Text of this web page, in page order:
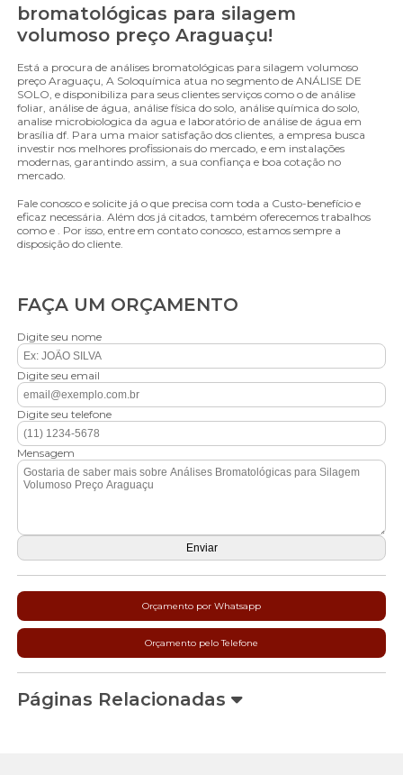
bromatológicas para silagem
volumoso preço Araguaçu!
Está a procura de análises bromatológicas para silagem volumoso
preço Araguaçu, A Soloquímica atua no segmento de ANÁLISE DE
SOLO, e disponibiliza para seus clientes serviços como o de análise
foliar, análise de água, análise física do solo, análise química do solo,
analise microbiologica da agua e laboratório de análise de água em
brasília df. Para uma maior satisfação dos clientes, a empresa busca
investir nos melhores profissionais do mercado, e em instalações
modernas, garantindo assim, a sua confiança e boa cotação no
mercado.
Fale conosco e solicite já o que precisa com toda a Custo-benefício e
eficaz necessária. Além dos já citados, também oferecemos trabalhos
como e . Por isso, entre em contato conosco, estamos sempre a
disposição do cliente.
FAÇA UM ORÇAMENTO
Digite seu nome
Digite seu email
Digite seu telefone
Mensagem
Orçamento por Whatsapp
Orçamento pelo Telefone
Páginas Relacionadas